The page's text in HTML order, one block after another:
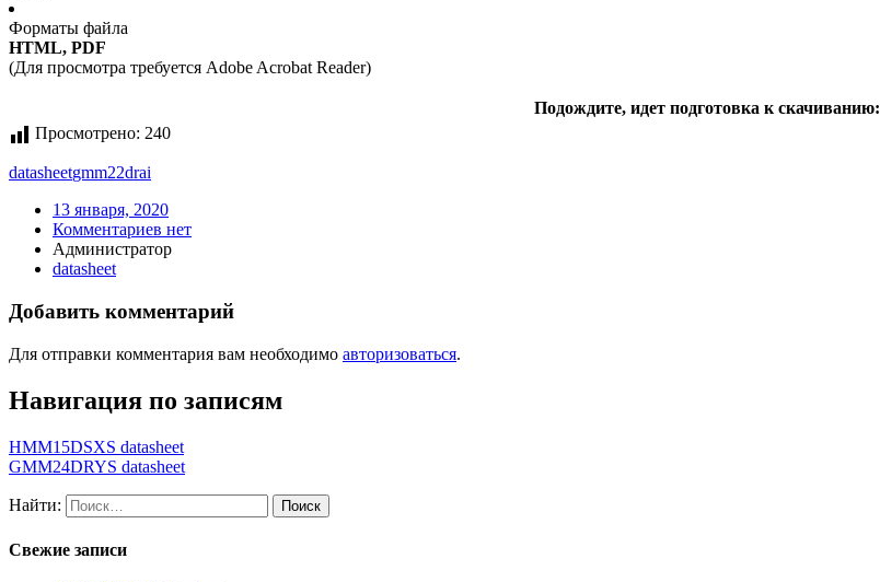
Форматы файла
HTML, PDF
(Для просмотра требуется Adobe Acrobat Reader)
Подождите, идет подготовка к скачиванию:
Просмотрено: 240
datasheetgmm22drai
13 января, 2020
Комментариев нет
Администратор
datasheet
Добавить комментарий
Для отправки комментария вам необходимо авторизоваться.
Навигация по записям
HMM15DSXS datasheet
GMM24DRYS datasheet
Найти:
Свежие записи